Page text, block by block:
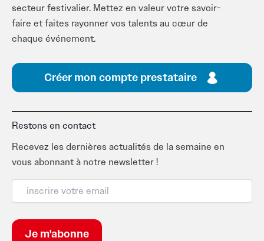
secteur festivalier. Mettez en valeur votre savoir-
faire et faites rayonner vos talents au cœur de
chaque événement.
Créer mon compte prestataire
Restons en contact
Recevez les dernières actualités de la semaine en
vous abonnant à notre newsletter !